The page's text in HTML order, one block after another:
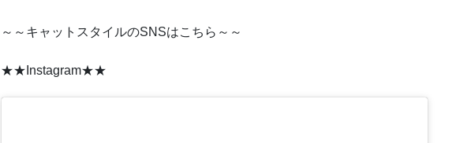
～～キャットスタイルのSNSはこちら～～
★★Instagram★★